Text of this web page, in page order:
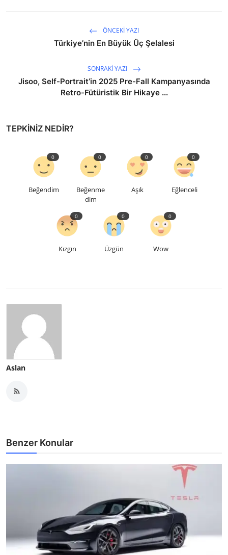
ÖNCEKI YAZI
Türkiye’nin En Büyük Üç Şelalesi
SONRAKI YAZI
Jisoo, Self-Portrait’in 2025 Pre-Fall Kampanyasında
Retro-Fütüristik Bir Hikaye ...
TEPKINIZ NEDIR?
Beğendim
0
Beğenme
dim
0
Aşık
0
Eğlenceli
0
Kızgın
0
Üzgün
0
Wow
0
Aslan
Benzer Konular